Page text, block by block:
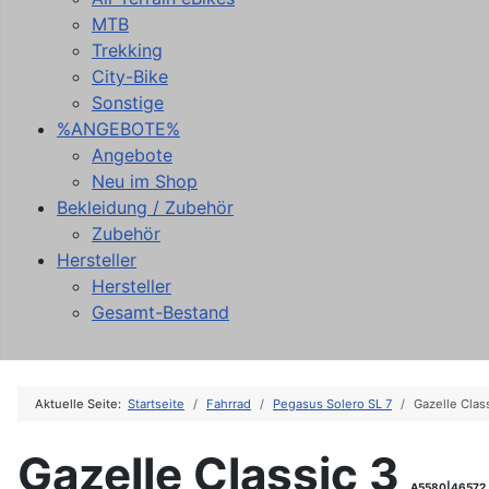
MTB
Trekking
City-Bike
Sonstige
%ANGEBOTE%
Angebote
Neu im Shop
Bekleidung / Zubehör
Zubehör
Hersteller
Hersteller
Gesamt-Bestand
Aktuelle Seite: Startseite Fahrrad Pegasus Solero SL 7 Gazelle
Gazelle Classic 3